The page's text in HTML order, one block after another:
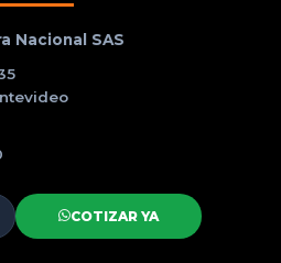
Nacional SAS
COTIZAR YA